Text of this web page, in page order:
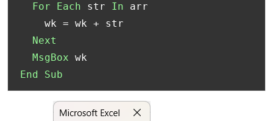
For
Each str In arr
    wk
= wk + str
Next
MsgBox
End
Sub